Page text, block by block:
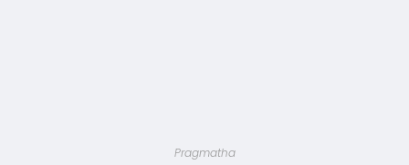
Pragmatha